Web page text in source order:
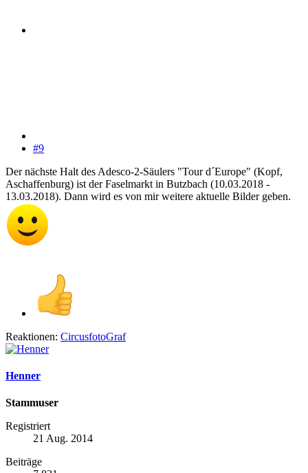
#9
Der nächste Halt des Adesco-2-Säulers "Tour d´Europe" (Kopf,
Aschaffenburg) ist der Faselmarkt in Butzbach (10.03.2018 -
13.03.2018). Dann wird es von mir weitere aktuelle Bilder geben.
Reaktionen: CircusfotoGraf
Henner
Stammuser
Registriert
21 Aug. 2014
Beiträge